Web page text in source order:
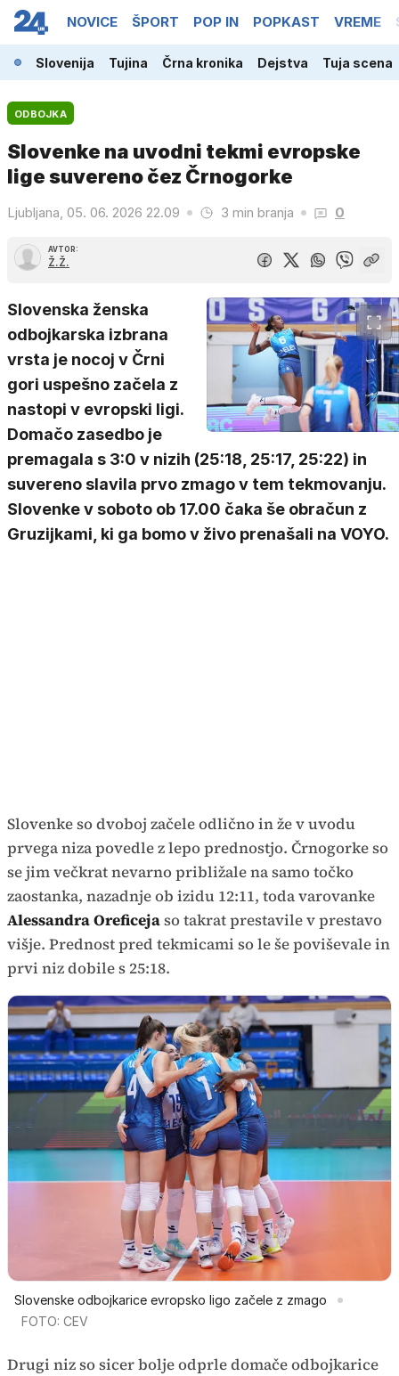
NOVICE ŠPORT POP IN POPKAST VREME
Slovenija Tujina Črna kronika Dejstva Tuja scena
ODBOJKA
Slovenke na uvodni tekmi evropske
lige suvereno čez Črnogorke
Ljubljana, 05. 06. 2026 22.09 3 min branja 0
AVTOR:
Ž.Ž.
Slovenska ženska
odbojkarska izbrana
vrsta je nocoj v Črni
gori uspešno začela z
nastopi v evropski ligi.
Domačo zasedbo je
premagala s 3:0 v nizih (25:18, 25:17, 25:22) in
suvereno slavila prvo zmago v tem tekmovanju.
Slovenke v soboto ob 17.00 čaka še obračun z
Gruzijkami, ki ga bomo v živo prenašali na VOYO.
Slovenke so dvoboj začele odlično in že v uvodu
prvega niza povedle z lepo prednostjo. Črnogorke so
se jim večkrat nevarno približale na samo točko
zaostanka, nazadnje ob izidu 12:11, toda varovanke
Alessandra Oreficejaso takrat prestavile v prestavo
višje. Prednost pred tekmicami so le še poviševale in
prvi niz dobile s 25:18.
Slovenske odbojkarice evropsko ligo začele z zmago
FOTO: CEV
Drugi niz so sicer bolje odprle domače odbojkarice